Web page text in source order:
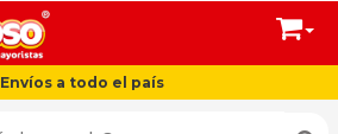
Envíos a todo el país